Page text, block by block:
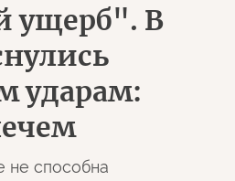
ущерб". В
ударам:
не способна